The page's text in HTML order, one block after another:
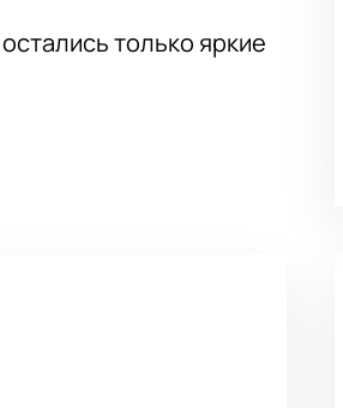
и свободные места
Спустя пару минут электронные
только яркие